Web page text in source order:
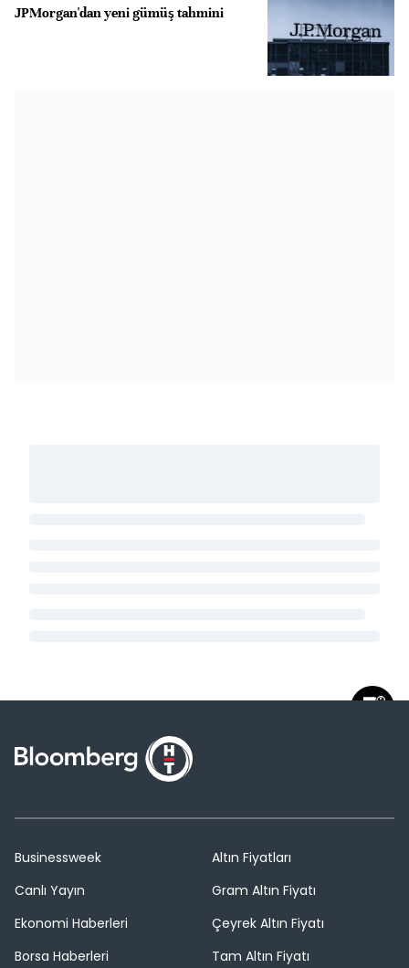
JPMorgan'dan yeni gümüş tahmini
Businessweek
Canlı Yayın
Ekonomi Haberleri
Borsa Haberleri
Altın Fiyatları
Gram Altın Fiyatı
Çeyrek Altın Fiyatı
Tam Altın Fiyatı